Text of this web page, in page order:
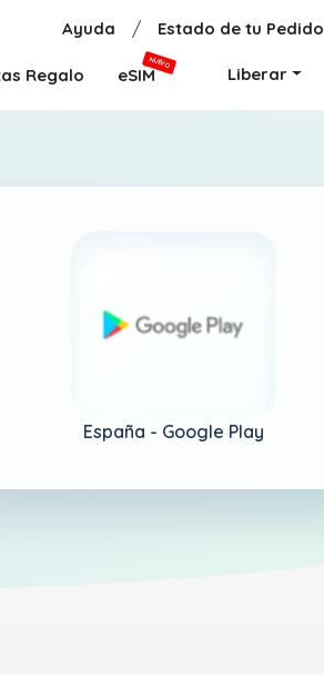
Ayuda / Estado de tu Pedido
Regalo eSIM
NUEVO
Liberar
España - Google Play